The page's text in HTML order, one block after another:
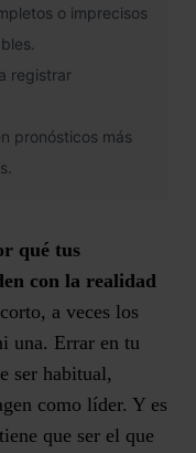
o imprecisos
registrar
pronósticos más
qué tus
con la realidad
a veces los
una. Errar en tu
ser habitual,
como líder. Y es
que ser el que